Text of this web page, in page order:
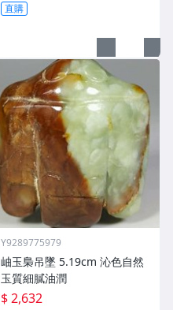
直購
Y9289775979
岫玉梟吊墜 5.19cm 沁色自然
玉質細膩油潤
$ 2,632